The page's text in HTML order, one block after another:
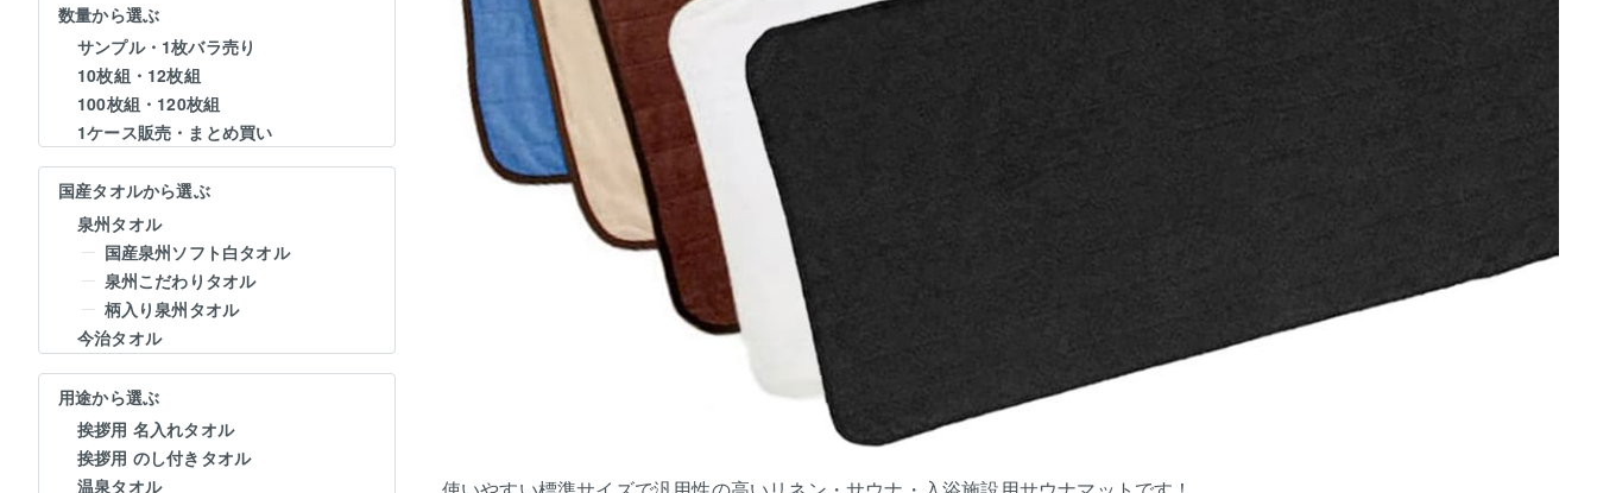
数量から選ぶ
サンプル・1枚バラ売り
10枚組・12枚組
100枚組・120枚組
1ケース販売・まとめ買い
国産タオルから選ぶ
泉州タオル
国産泉州ソフト白タオル
泉州こだわりタオル
柄入り泉州タオル
今治タオル
用途から選ぶ
挨拶用 名入れタオル
挨拶用 のし付きタオル
温泉タオル